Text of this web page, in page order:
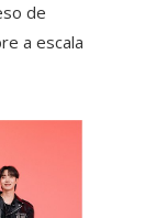
de
a escala